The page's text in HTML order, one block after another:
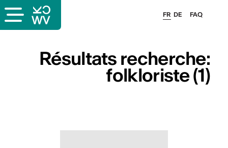
FAQ
FR DE
Résultats recherche:
folkloriste (1)